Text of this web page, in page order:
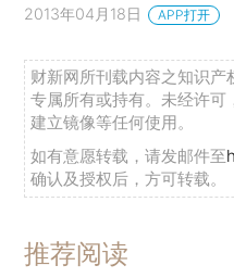
2013年04月18日 APP打开
财新网所刊载内容之知识产
专属所有或持有。未经许可
建立镜像等任何使用。
如有意愿转载，请发邮件至
确认及授权后，方可转载。
推荐阅读